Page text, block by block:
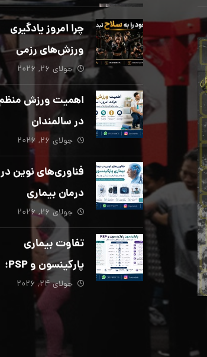
چرا امروز یادگیری
ورزش‌های رزمی
بیش از هر زمان
دیگری ضروری
است؟
جولای ۲۶, ۲۰۲۶
اهمیت ورزش
در سالمندان
جولای ۲۶, ۲۰۲۶
فناوری‌های نوین در
درمان بیماری
پارکینسون؛ از هوش
مصنوعی تا تحریک
عمقی مغز
جولای ۲۶, ۲۰۲۶
تفاوت بیماری
پارکینسون و PSP؛
از تشخیص تا
توانبخشی تخصصی
در منزل_بخش پنجم
جولای ۲۴, ۲۰۲۶